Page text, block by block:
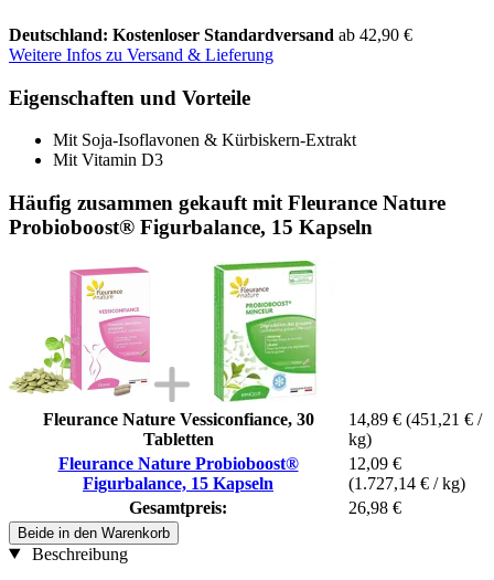
Deutschland: Kostenloser Standardversand ab 42,90 €
Weitere Infos zu Versand & Lieferung
Eigenschaften und Vorteile
Mit Soja-Isoflavonen & Kürbiskern-Extrakt
Mit Vitamin D3
Häufig zusammen gekauft mit Fleurance Nature
Probioboost® Figurbalance, 15 Kapseln
Fleurance Nature Vessiconfiance, 30
Tabletten
14,89 € (451,21 € /
kg)
Fleurance Nature Probioboost®
Figurbalance, 15 Kapseln
12,09 €
(1.727,14 € / kg)
Gesamtpreis:
26,98 €
Beide in den Warenkorb
Beschreibung